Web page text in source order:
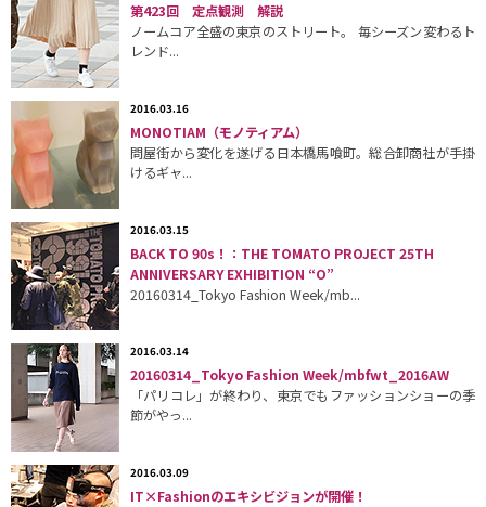
第423回 定点観測 解説
ノームコア全盛の東京のストリート。 毎シーズン変わるト
レンド...
2016.03.16
MONOTIAM（モノティアム）
問屋街から変化を遂げる日本橋馬喰町。総合卸商社が手掛
けるギャ...
2016.03.15
BACK TO 90s！：THE TOMATO PROJECT 25TH
ANNIVERSARY EXHIBITION “O”
20160314_Tokyo Fashion Week/mb...
2016.03.14
20160314_Tokyo Fashion Week/mbfwt_2016AW
「パリコレ」が終わり、東京でもファッションショーの季
節がやっ...
2016.03.09
IT×Fashionのエキシビジョンが開催！